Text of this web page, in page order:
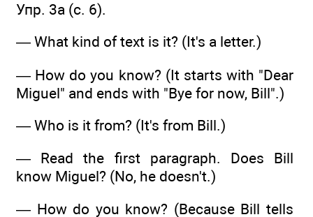
Упр. 3а (с. 6).
— What kind of text is it? (It's a letter.)
— How do you know? (It starts with "Dear
Miguel" and ends with "Bye for now, Bill".)
— Who is it from? (It's from Bill.)
— Read the first paragraph. Does Bill
know Miguel? (No, he doesn't.)
— How do you know? (Because Bill tells